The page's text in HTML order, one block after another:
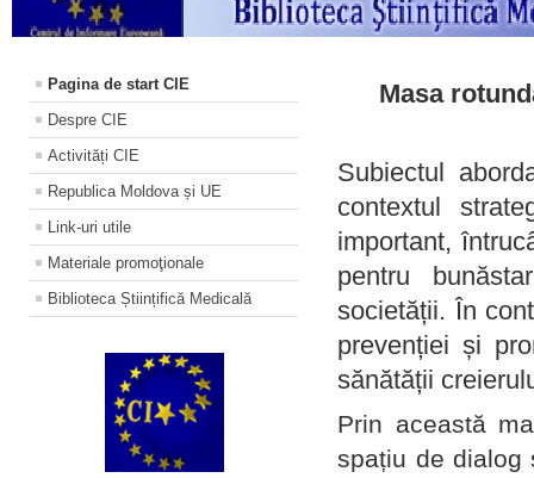
Pagina de start CIE
Despre CIE
Activități CIE
Republica Moldova și UE
Link-uri utile
Materiale promoţionale
Biblioteca Științifică Medicală
Masa
Subiectul
contextul
important,
pentru
societății. În
prevenției și
sănătății
Prin această
spațiu de dialog